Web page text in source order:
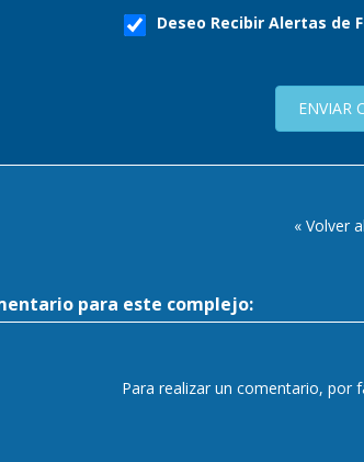
Deseo Recibir Alertas de
ENVIAR
« Volver
para este complejo:
Para realizar un comentario, por